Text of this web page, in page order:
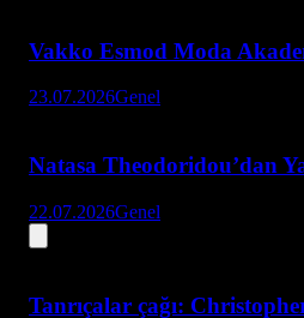
Vakko Esmod Moda
23.07.2026Genel
Natasa Theodoridou’dan
22.07.2026Genel
Tanrıçalar çağı: